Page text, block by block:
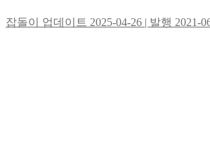
잡돌이 업데이트 2025-04-26 | 발행 2021-